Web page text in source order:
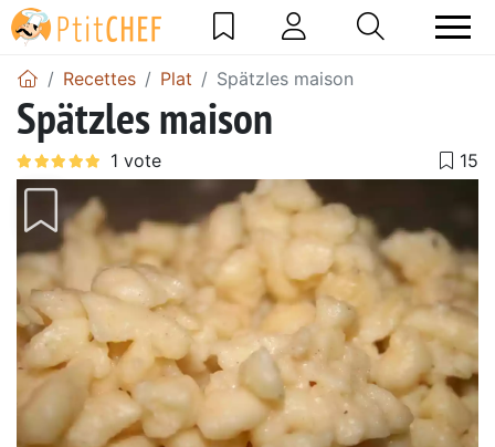
Recettes Plat Spätzles maison
Spätzles maison